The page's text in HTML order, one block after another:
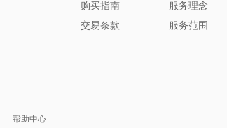
购买指南
交易条款
服务理念
服务范围
帮助中心